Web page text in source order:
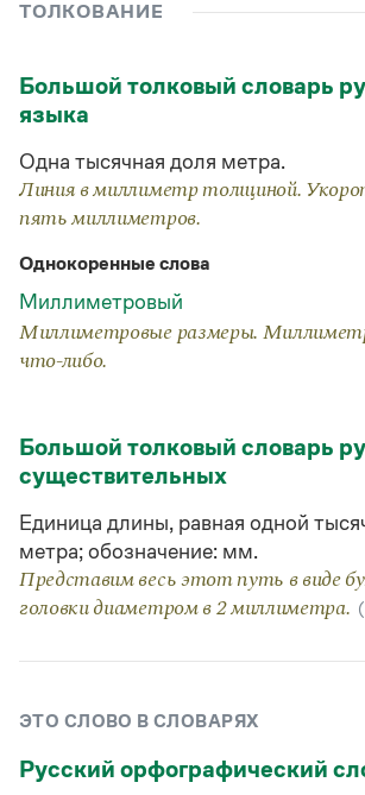
Словари русского языка как
Справочники
Правила русской орфографии и пунктуации
Русский язык. Краткий теоретический
для школьников
Справочник по пунктуации
Справочник по фразеологии
Азбучные истины
Словарь-справочник непростые слова
Журнал
Новости и события
Статьи
Монологи
Интервью
Лекции и подкасты
Учебник Грамоты
Правила русского языка: от азов до
Управление в русском языке
Правила русской орфографии и
ТОЛКОВАНИЕ
Большой толковый словарь
существительных
Единица длины, равная одной
метра; обозначение: мм.
Представим весь этот путь в виде
головки диаметром в 2 миллиметра.
Большой толковый словарь
языка
Одна тысячная доля метра.
Линия в миллиметр толщиной.
пять миллиметров.
Однокоренные слова
Миллиметровый
Миллиметровые размеры.
что-либо.
ЭТО СЛОВО В СЛОВАРЯХ
Русский орфографический